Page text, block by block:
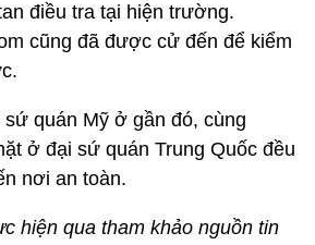
điều tra tại hiện trường.
cũng đã được cử đến để kiểm
sứ quán Mỹ ở gần đó, cùng
ở đại sứ quán Trung Quốc đều
nơi an toàn.
hiện qua tham khảo nguồn tin